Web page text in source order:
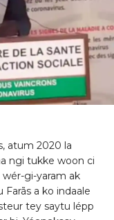
atum 2020 la
ngi tukke woon ci
wér-gi-yaram ak
a ko indaale
tey saytu lépp